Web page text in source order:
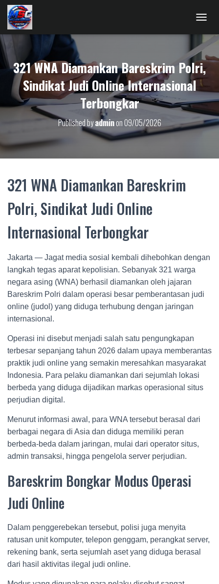
O
G
G
L
E
N
A
V
I
A
321 WNA Diamankan Bareskrim Polri,
Sindikat Judi Online Internasional
Terbongkar
Published byadminon09/05/2026
321 WNA Diamankan Bareskrim
Polri, Sindikat Judi Online
Internasional Terbongkar
Jakarta — Jagat media sosial kembali dihebohkan dengan
langkah tegas aparat kepolisian. Sebanyak 321 warga
negara asing (WNA) berhasil diamankan oleh jajaran
Bareskrim Polri dalam operasi besar pemberantasan judi
online (judol) yang diduga terhubung dengan jaringan
internasional.
Operasi ini disebut menjadi salah satu pengungkapan
terbesar sepanjang tahun 2026 dalam upaya memberantas
praktik judi online yang semakin meresahkan masyarakat
Indonesia. Para pelaku diamankan dari sejumlah lokasi
berbeda yang diduga dijadikan markas operasional situs
perjudian digital.
Menurut informasi awal, para WNA tersebut berasal dari
berbagai negara di Asia dan diduga memiliki peran
berbeda-beda dalam jaringan, mulai dari operator situs,
admin transaksi, hingga pengelola server perjudian.
Bareskrim Bongkar Modus Operasi
Judi Online
Dalam penggerebekan tersebut, polisi juga menyita
ratusan unit komputer, telepon genggam, perangkat server,
rekening bank, serta sejumlah aset yang diduga berasal
dari hasil aktivitas ilegal judi online.